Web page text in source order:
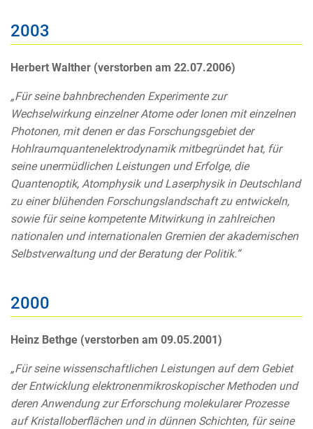
2003
Herbert Walther (verstorben am 22.07.2006)
„Für seine bahnbrechenden Experimente zur
Wechselwirkung einzelner Atome oder Ionen mit einzelnen
Photonen, mit denen er das Forschungsgebiet der
Hohlraumquantenelektrodynamik mitbegründet hat, für
seine unermüdlichen Leistungen und Erfolge, die
Quantenoptik, Atomphysik und Laserphysik in Deutschland
zu einer blühenden Forschungslandschaft zu entwickeln,
sowie für seine kompetente Mitwirkung in zahlreichen
nationalen und internationalen Gremien der akademischen
Selbstverwaltung und der Beratung der Politik.“
2000
Heinz Bethge (verstorben am 09.05.2001)
„Für seine wissenschaftlichen Leistungen auf dem Gebiet
der Entwicklung elektronenmikroskopischer Methoden und
deren Anwendung zur Erforschung molekularer Prozesse
auf Kristalloberflächen und in dünnen Schichten, für seine